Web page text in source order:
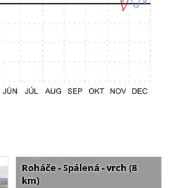
Roháče - Spálená - vrch (8
km)